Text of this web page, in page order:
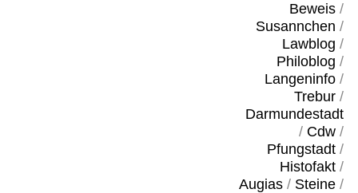
Beweis/
Susannchen /
Lawblog /
Philoblog /
Langeninfo/
Trebur/
Darmundestadt
/ Cdw/
Pfungstadt/
Histofakt/
Augias/ Steine/